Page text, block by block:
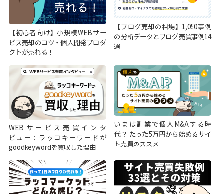
【初心者向け】小規模WEBサー
ビス売却のコツ・個人開発プロダ
クトが売れる！
【ブログ売却の相場】1,050事例
の分析データとブログ売買事例14
選
WEBサービス売買インタ
ビュー：ラッコキーワードが
goodkeywordを買収した理由
いまは副業で個人M&Aする時
代？ たった5万円から始めるサイ
ト売買のススメ